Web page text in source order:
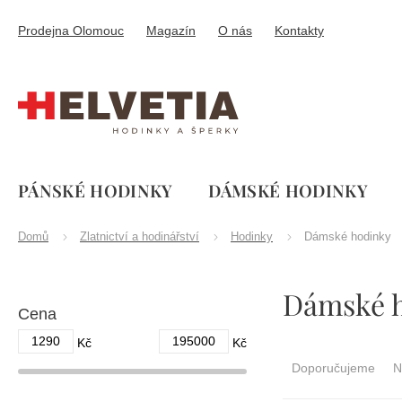
obsah
Prodejna Olomouc Magazín O nás Kontakty
PÁNSKÉ HODINKY DÁMSKÉ HODINKY
Domů Zlatnictví a hodinářství Hodinky Dámské hodinky
Cena
1290 Kč 195000 Kč
Dámské
Doporučujeme